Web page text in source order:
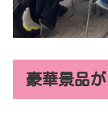
豪華景品